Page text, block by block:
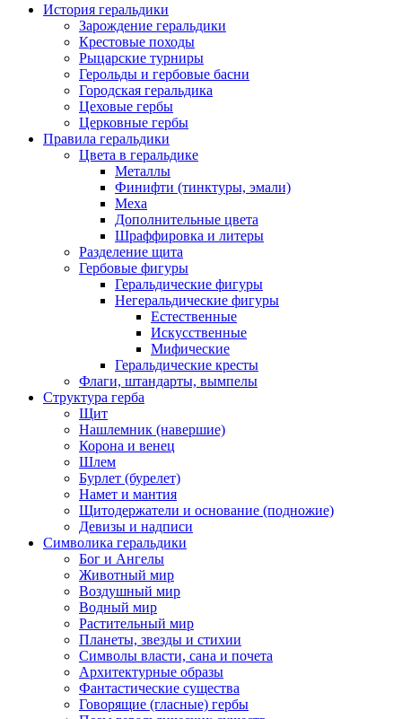
История геральдики
Зарождение геральдики
Крестовые походы
Рыцарские турниры
Герольды и гербовые басни
Городская геральдика
Цеховые гербы
Церковные гербы
Правила геральдики
Цвета в геральдике
Металлы
Финифти (тинктуры, эмали)
Меха
Дополнительные цвета
Шраффировка и литеры
Разделение щита
Гербовые фигуры
Геральдические фигуры
Негеральдические фигуры
Естественные
Искусственные
Мифические
Геральдические кресты
Флаги, штандарты, вымпелы
Структура герба
Щит
Нашлемник (навершие)
Корона и венец
Шлем
Бурлет (бурелет)
Намет и мантия
Щитодержатели и основание (подножие)
Девизы и надписи
Символика геральдики
Бог и Ангелы
Животный мир
Воздушный мир
Водный мир
Растительный мир
Планеты, звезды и стихии
Символы власти, сана и почета
Архитектурные образы
Фантастические существа
Говорящие (гласные) гербы